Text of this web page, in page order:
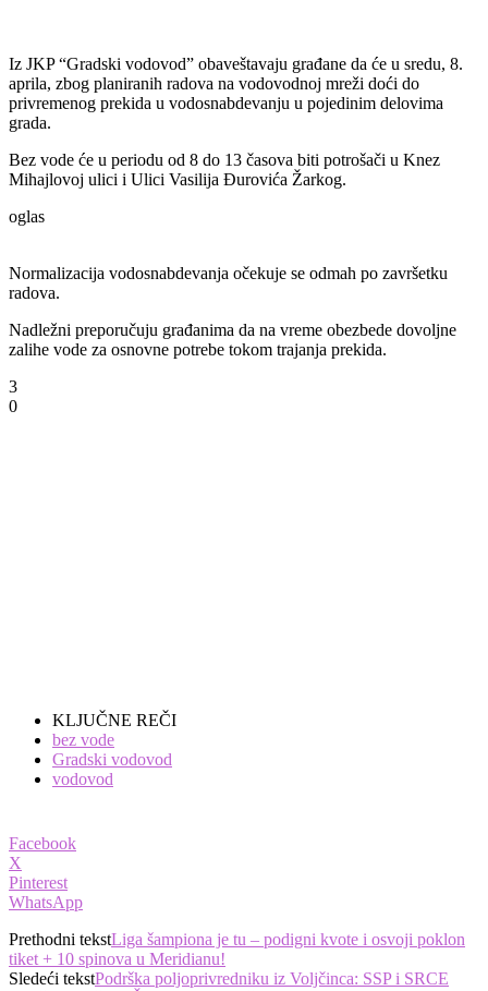
Iz JKP “Gradski vodovod” obaveštavaju građane da će u sredu, 8.
aprila, zbog planiranih radova na vodovodnoj mreži doći do
privremenog prekida u vodosnabdevanju u pojedinim delovima
grada.
Bez vode će u periodu od 8 do 13 časova biti potrošači u Knez
Mihajlovoj ulici i Ulici Vasilija Đurovića Žarkog.
oglas
Normalizacija vodosnabdevanja očekuje se odmah po završetku
radova.
Nadležni preporučuju građanima da na vreme obezbede dovoljne
zalihe vode za osnovne potrebe tokom trajanja prekida.
3
0
KLJUČNE REČI
bez vode
Gradski vodovod
vodovod
Facebook
X
Pinterest
WhatsApp
Prethodni tekstLiga šampiona je tu – podigni kvote i osvoji poklon
tiket + 10 spinova u Meridianu!
Sledeći tekstPodrška poljoprivredniku iz Voljčinca: SSP i SRCE